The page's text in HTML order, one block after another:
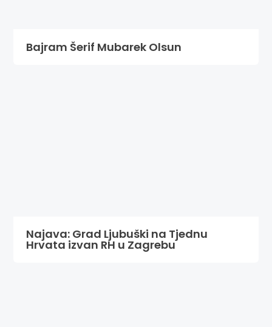
Bajram Šerif Mubarek Olsun
Najava: Grad Ljubuški na Tjednu
Hrvata izvan RH u Zagrebu